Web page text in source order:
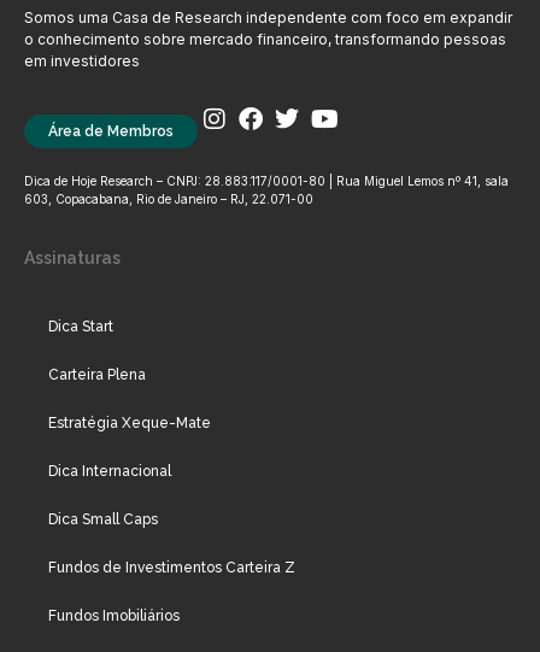
Somos uma Casa de Research independente com foco em expandir
o conhecimento sobre mercado financeiro, transformando pessoas
em investidores
Área de Membros
Dica de Hoje Research – CNPJ: 28.883.117/0001-80 | Rua Miguel Lemos nº 41, sala
603, Copacabana, Rio de Janeiro – RJ, 22.071-00
Assinaturas
Dica Start
Carteira Plena
Estratégia Xeque-Mate
Dica Internacional
Dica Small Caps
Fundos de Investimentos Carteira Z
Fundos Imobiliários